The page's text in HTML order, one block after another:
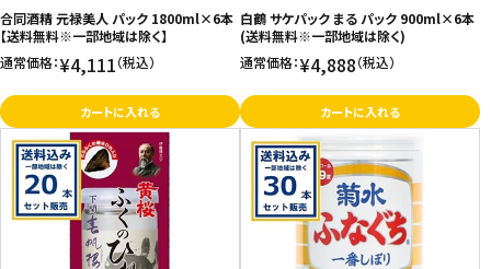
合同酒精 元禄美人 パック 1800ml×6本
【送料無料※一部地域は除く】
通常価格：¥4,111（税込）
カートに入れる
白鶴 サケパック まる パック 900ml×6本
(送料無料※一部地域は除く)
通常価格：¥4,888（税込）
カートに入れる